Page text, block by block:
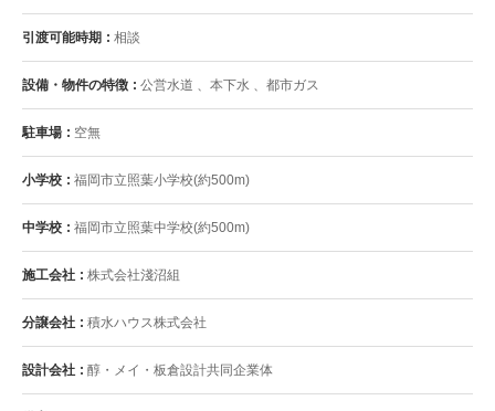
引渡可能時期 相談
設備・物件の特徴 公営水道 、本下水 、都市ガス
駐車場 空無
小学校 福岡市立照葉小学校(約500m)
中学校 福岡市立照葉中学校(約500m)
施工会社 株式会社淺沼組
分譲会社 積水ハウス株式会社
設計会社 醇・メイ・板倉設計共同企業体